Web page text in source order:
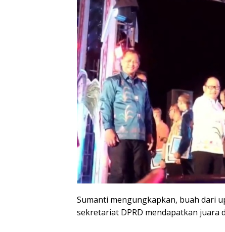
Sumanti mengungkapkan, buah dari
sekretariat DPRD mendapatkan juara